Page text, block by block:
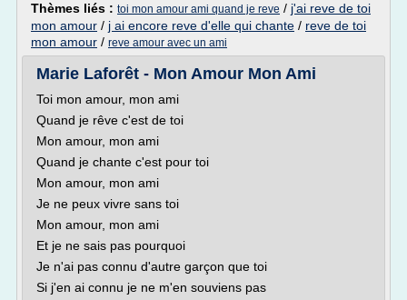
Thèmes liés : toi mon amour ami quand je reve / j'ai reve de toi
mon amour / j ai encore reve d'elle qui chante / reve de toi
mon amour / reve amour avec un ami
Marie Laforêt - Mon Amour Mon Ami
Toi mon amour, mon ami
Quand je rêve c'est de toi
Mon amour, mon ami
Quand je chante c'est pour toi
Mon amour, mon ami
Je ne peux vivre sans toi
Mon amour, mon ami
Et je ne sais pas pourquoi
Je n'ai pas connu d'autre garçon que toi
Si j'en ai connu je ne m'en souviens pas